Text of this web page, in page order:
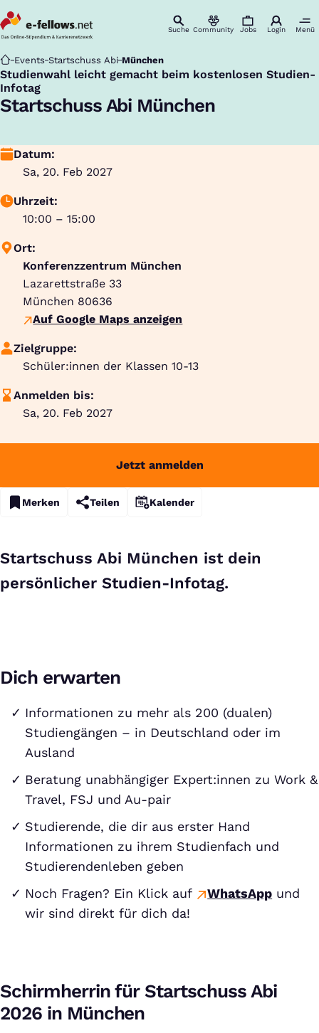
Suche Community Jobs Login Menü
Startseite
Events Startschuss Abi München
Studienwahl leicht gemacht beim kostenlosen Studien-
Infotag
:
Startschuss Abi München
Datum:
Sa, 20. Feb 2027
Uhrzeit:
10:00 – 15:00
Ort:
Konferenzzentrum München
Lazarettstraße 33
München 80636
Auf Google Maps anzeigen
Zielgruppe:
Schüler:innen der Klassen 10-13
Anmelden bis:
Sa, 20. Feb 2027
Jetzt anmelden
Merken Teilen Kalender
Startschuss Abi München ist dein
persönlicher Studien-Infotag.
Dich erwarten
Informationen zu mehr als 200 (dualen)
Studiengängen – in Deutschland oder im
Ausland
Beratung unabhängiger Expert:innen zu Work &
Travel, FSJ und Au-pair
Studierende, die dir aus erster Hand
Informationen zu ihrem Studienfach und
Studierendenleben geben
Noch Fragen? Ein Klick auf
WhatsApp und
wir sind direkt für dich da!
Schirmherrin für Startschuss Abi
2026 in München